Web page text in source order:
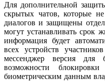
Для дополнительной
скрытых чатов, которые
диалогов и защищены
могут устанавливать срок
информация будет
всех устройств
мессенджер версия для
возможности
биометрическим данным